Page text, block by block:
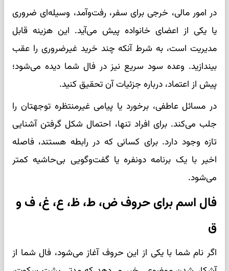
در امور مالی، خرجی برای سفر، رفت‌وآمد، وسیله‌ای ضروری
یا یکی از اعضای خانواده پیش می‌آید. این هزینه قابل
مدیریت است، به شرط آنکه چند خرید غیرضروری را عقب
بیندازید. وعده سود سریع نیز در فال شما دیده می‌شود؛
پیش از اعتماد، درباره جزئیات آن تحقیق کنید.
در مسائل عاطفی، برخورد یا پیامی غیرمنتظره توجهتان را
جلب می‌کند. برای افراد تنها، احتمال شکل گرفتن آشنایی
تازه وجود دارد. برای کسانی که در رابطه هستند، فاصله
اخیر با یک برنامه دونفره یا گفت‌وگویی بی‌حاشیه کمتر
می‌شود.
فال اسم برای حروف ض، ط، ظ، ع، غ، ف و
ق
اگر نام شما با یکی از این حروف آغاز می‌شود، فال شما از